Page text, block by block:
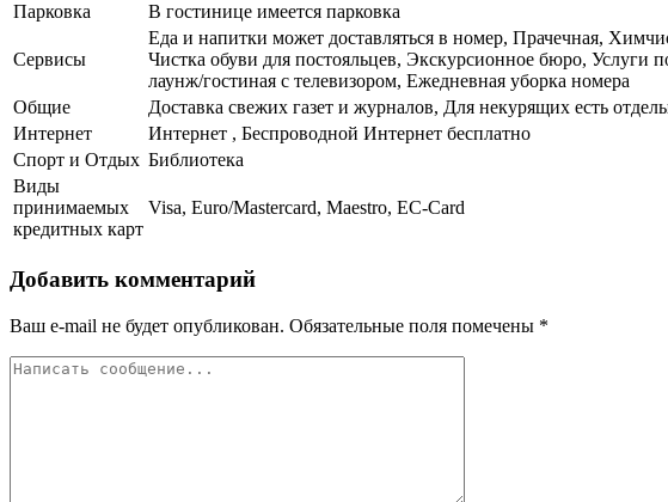
Парковка В гостинице имеется парковка
Сервисы
Еда и напитки может доставляться в номер, Прачечная,
Чистка обуви для постояльцев, Экскурсионное бюро, Услуги
лаунж/гостиная с телевизором, Ежедневная уборка номера
Общие
Доставка свежих газет и журналов, Для некурящих есть
Интернет
Интернет , Беспроводной Интернет бесплатно
Спорт и Отдых Библиотека
Виды
принимаемых
кредитных карт
Visa, Euro/Mastercard, Maestro, EC-Card
Добавить комментарий
Ваш e-mail не будет опубликован. Обязательные поля помечены *